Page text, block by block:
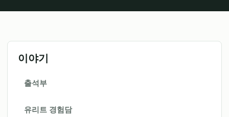
이야기
출석부
유리트 경험담